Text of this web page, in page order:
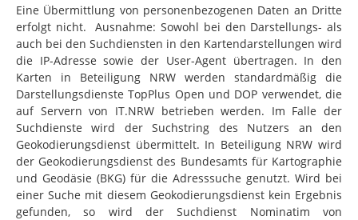
Eine Übermittlung von personenbezogenen Daten an Dritte
erfolgt nicht. Ausnahme: Sowohl bei den Darstellungs- als
auch bei den Suchdiensten in den Kartendarstellungen wird
die IP-Adresse sowie der User-Agent übertragen. In den
Karten in Beteiligung NRW werden standardmäßig die
Darstellungsdienste TopPlus Open und DOP verwendet, die
auf Servern von IT.NRWbetrieben werden. Im Falle der
Suchdienste wird der Suchstring des Nutzers an den
Geokodierungsdienst übermittelt. In Beteiligung NRW wird
der Geokodierungsdienst des Bundesamts für Kartographie
und Geodäsie (BKG) für die Adresssuche genutzt. Wird bei
einer Suche mit diesem Geokodierungsdienst kein Ergebnis
gefunden, so wird der Suchdienst Nominatim von